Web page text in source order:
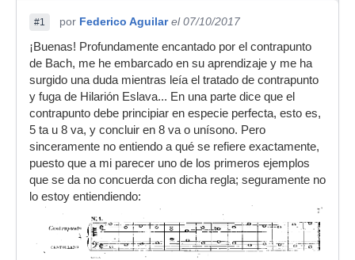
#1 por Federico Aguilar el 07/10/2017
¡Buenas! Profundamente encantado por el contrapunto
de Bach, me he embarcado en su aprendizaje y me ha
surgido una duda mientras leía el tratado de contrapunto
y fuga de Hilarión Eslava... En una parte dice que el
contrapunto debe principiar en especie perfecta, esto es,
5 ta u 8 va, y concluir en 8 va o unísono. Pero
sinceramente no entiendo a qué se refiere exactamente,
puesto que a mi parecer uno de los primeros ejemplos
que se da no concuerda con dicha regla; seguramente no
lo estoy entiendiendo: